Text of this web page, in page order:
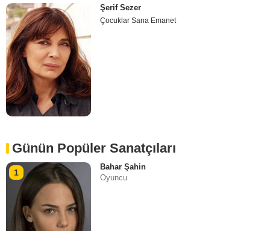
Şerif Sezer
Çocuklar Sana Emanet
Günün Popüler Sanatçıları
1
Bahar Şahin
Oyuncu